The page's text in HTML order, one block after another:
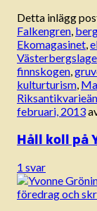
Detta inlägg
Falkengren,
Ekomagasinet,
finnskogen,
kulturturism,
februari, 2013
Håll koll på
1 svar